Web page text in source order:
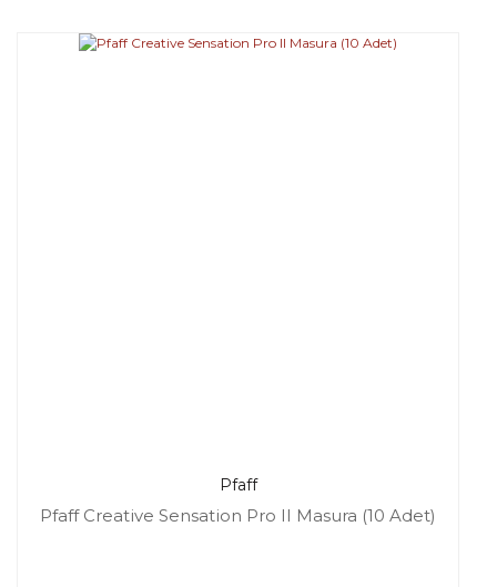
Pfaff
Pfaff Creative Sensation Pro II Masura (10 Adet)